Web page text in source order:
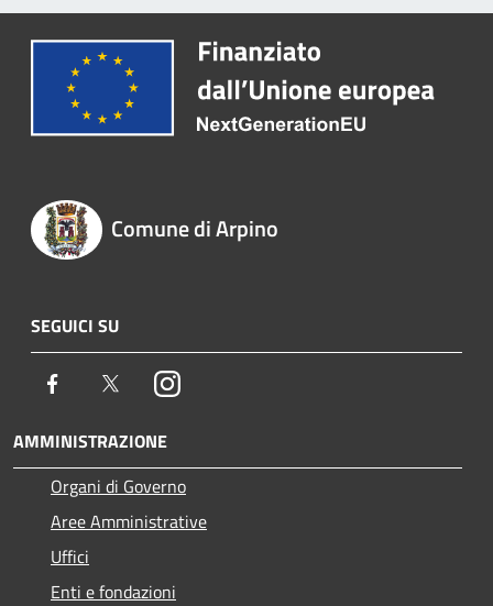
Comune di Arpino
SEGUICI SU
Facebook TwitterInstagram
AMMINISTRAZIONE
Organi di Governo
Aree Amministrative
Uffici
Enti e fondazioni